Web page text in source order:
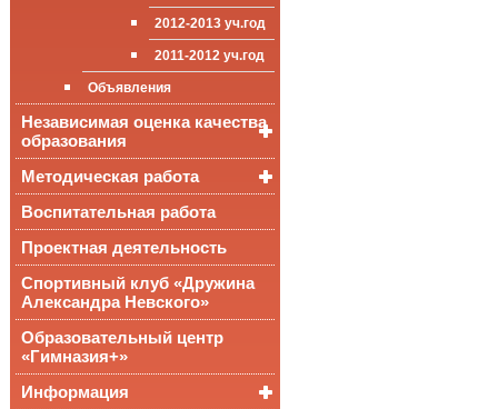
обучающихся
Стипендии и виды
поддержки обучающихся
Международное
сотрудничество
Организация питания в
образовательной
организации
2012-2013 уч.год
2011-2012 уч.год
Объявления
Независимая оценка качества
образования
Независимая оценка
качества подготовки
обучающихся
Всероссийские
проверочные
работы
Всероссийская
олимпиада
мониторинг системы
образования
Методическая работа
Уроки, мероприятия
Публикации
Материалы
педагогического форума
Воспитательная работа
Проектная деятельность
Спортивный клуб «Дружина
Александра Невского»
Образовательный центр
«Гимназия+»
Информация